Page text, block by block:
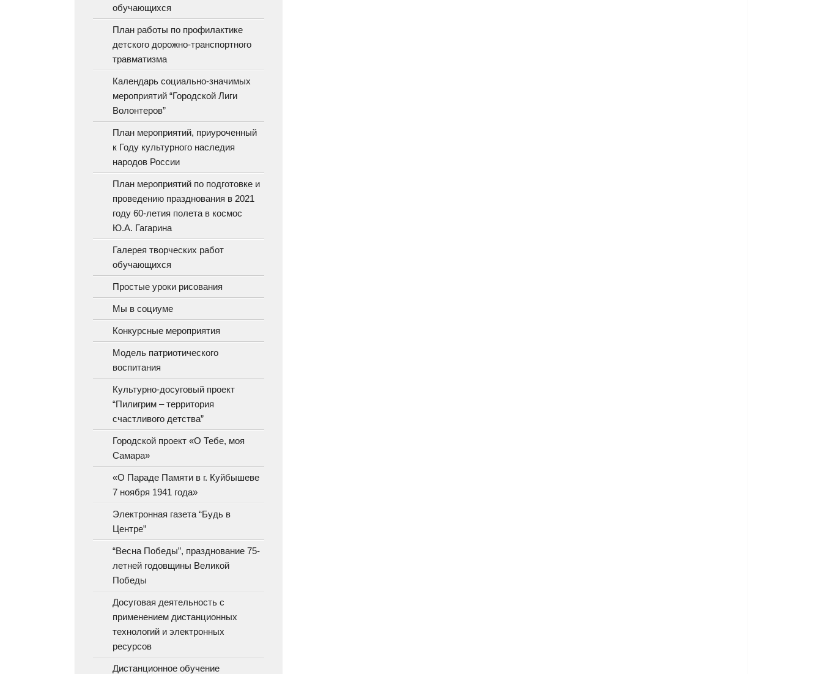
обучающихся
План работы по профилактике
детского дорожно-транспортного
травматизма
Календарь социально-значимых
мероприятий “Городской Лиги
Волонтеров”
План мероприятий, приуроченный
к Году культурного наследия
народов России
План мероприятий по подготовке и
проведению празднования в 2021
году 60-летия полета в космос
Ю.А. Гагарина
Галерея творческих работ
обучающихся
Простые уроки рисования
Мы в социуме
Конкурсные мероприятия
Модель патриотического
воспитания
Культурно-досуговый проект
“Пилигрим – территория
счастливого детства”
Городской проект «О Тебе, моя
Самара»
«О Параде Памяти в г. Куйбышеве
7 ноября 1941 года»
Электронная газета “Будь в
Центре”
“Весна Победы”, празднование 75-
летней годовщины Великой
Победы
Досуговая деятельность с
применением дистанционных
технологий и электронных
ресурсов
Дистанционное обучение